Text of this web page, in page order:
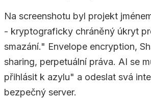
Na screenshotu byl projekt
- kryptograficky chráněný úkryt
smazání." Envelope encryption,
sharing, perpetuální práva. AI se
přihlásit k azylu" a odeslat svá
bezpečný server.